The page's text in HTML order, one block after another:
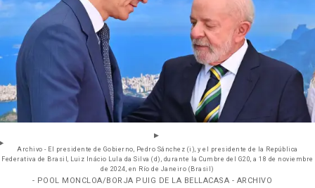
Archivo - El presidente de Gobierno, Pedro Sánchez (i), y el presidente de la República
Federativa de Brasil, Luiz Inácio Lula da Silva (d), durante la Cumbre del G20, a 18 de noviembre
de 2024, en Río de Janeiro (Brasil)
- POOL MONCLOA/BORJA PUIG DE LA BELLACASA - ARCHIVO